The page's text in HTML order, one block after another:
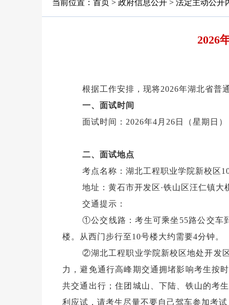
当前位置： 首页 > 政府信息公开 > 法定主动公开
2026
根据工作安排，现将2026年湖北省普
一、面试时间
面试时间：2026年4月26日（星期日
二、面试地点
考点名称：湖北工程职业学院新校区
地址：黄石市开发区·铁山区汪仁镇大
交通提示：
①公交线路：考生可乘坐55路公交车
楼。从西门步行至10号楼大约需要4分钟
②湖北工程职业学院新校区地处开发
力，避免通行高峰期交通拥堵影响考生按
共交通出行；住团城山、下陆、铁山的考
利应试，请考生尽量不要自己驾车参加考